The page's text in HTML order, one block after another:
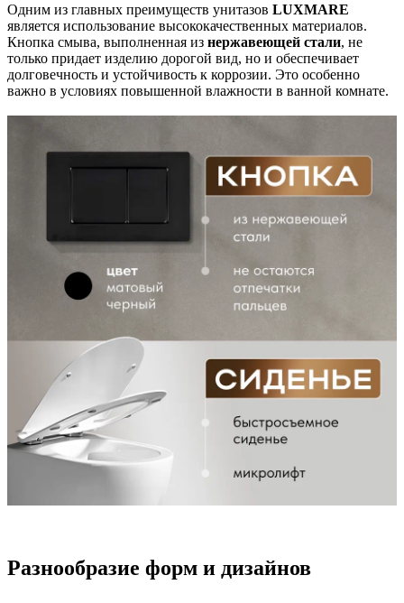
Одним из главных преимуществ унитазов LUXMARE
является использование высококачественных материалов.
Кнопка смыва, выполненная из нержавеющей стали, не
только придает изделию дорогой вид, но и обеспечивает
долговечность и устойчивость к коррозии. Это особенно
важно в условиях повышенной влажности в ванной комнате.
Разнообразие форм и дизайнов